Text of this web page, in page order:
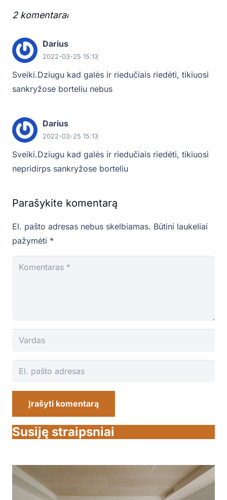
2 komentarai
.
Darius
2022-03-25 15:13
Sveiki.Dziugu kad galės ir riedučiais riedėti, tikiuosi
sankryžose borteliu nebus
Darius
2022-03-25 15:13
Sveiki.Dziugu kad galės ir riedučiais riedėti, tikiuosi
nepridirps sankryžose borteliu
Parašykite komentarą
El. pašto adresas nebus skelbiamas. Būtini laukeliai
pažymėti *
Įrašyti komentarą
Susiję straipsniai